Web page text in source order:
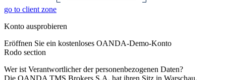
go to client zone
Konto ausprobieren
Eröffnen Sie ein kostenloses OANDA-Demo-Konto
Rodo section
Wer ist Verantwortlicher der personenbezogenen Daten?
Die OANDA TMS Brokers S.A. hat ihren Sitz in Warschau.